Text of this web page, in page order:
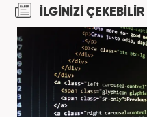
İLGİNİZİ ÇEKEBİLİR